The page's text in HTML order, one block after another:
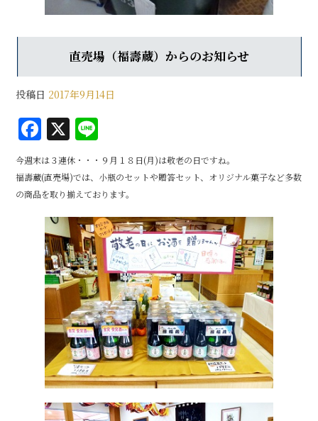
直売場（福壽蔵）からのお知らせ
投稿日 2017年9月14日
F
a
c
e
b
o
o
k
X
n
e
今週末は３連休・・・９月１８日(月)は敬老の日ですね。
福壽蔵(直売場)では、小瓶のセットや贈答セット、オリジナル菓子など多数
の商品を取り揃えております。